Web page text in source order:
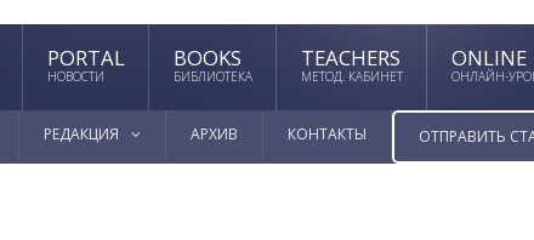
PORTAL
НОВОСТИ
BOOKS
БИБЛИОТЕКА
TEACHERS
МЕТОД. КАБИНЕТ
ONLINE
ОНЛАЙН-
РЕДАКЦИЯ АРХИВ КОНТАКТЫ ОТПРАВИТЬ